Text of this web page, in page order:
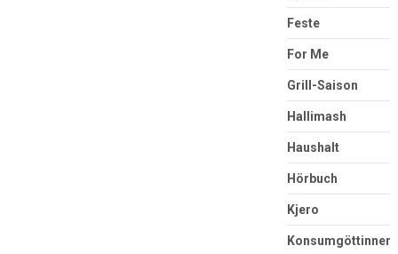
Feste
For Me
Grill-Saison
Hallimash
Haushalt
Hörbuch
Kjero
Konsumgöttinnen